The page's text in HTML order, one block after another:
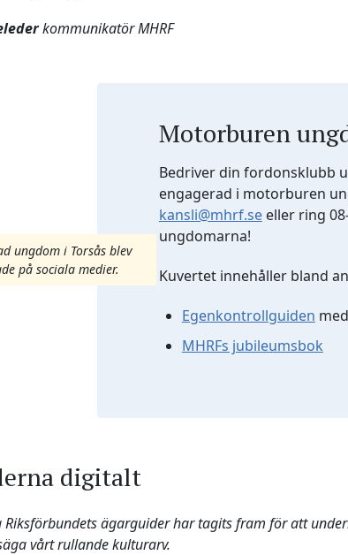
kommunikatör MHRF
ungdom i Torsås blev
på sociala medier.
Motorburen
Bedriver din fordonsklubb
engagerad i motorburen
kansli@mhrf.seeller ring
ungdomarna!
Kuvertet innehåller bland
Egenkontrollguiden
MHRFs jubileumsbok
digitalt
ägarguider har tagits fram för att
vårt rullande kulturarv.